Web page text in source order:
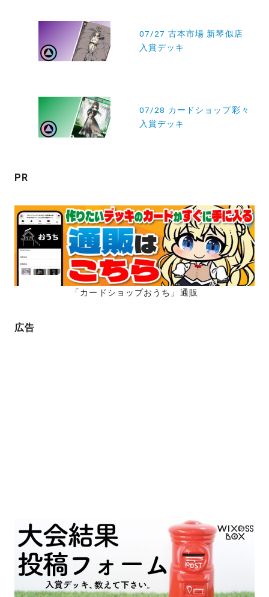
ン
07/27 古本市場 新琴似店
入賞デッキ
07/28 カードショップ彩々
入賞デッキ
PR
「カードショップおうち」通販
広告